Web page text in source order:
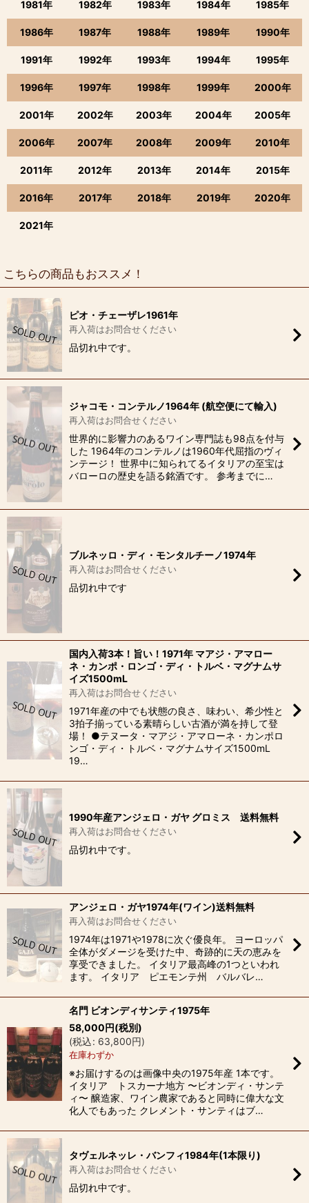
1981年 1982年 1983年 1984年 1985年
1986年 1987年 1988年 1989年 1990年
1991年 1992年 1993年 1994年 1995年
1996年 1997年 1998年 1999年 2000年
2001年 2002年 2003年 2004年 2005年
2006年 2007年 2008年 2009年 2010年
2011年 2012年 2013年 2014年 2015年
2016年 2017年 2018年 2019年 2020年
2021年
こちらの商品もおススメ！
ピオ・チェーザレ1961年
再入荷はお問合せください
品切れ中です。
ジャコモ・コンテルノ1964年 (航空便にて輸入)
再入荷はお問合せください
世界的に影響力のあるワイン専門誌も98点を付与
した 1964年のコンテルノは1960年代屈指のヴィ
ンテージ！ 世界中に知られてるイタリアの至宝は
バローロの歴史を語る銘酒です。 参考までに…
ブルネッロ・ディ・モンタルチーノ1974年
再入荷はお問合せください
品切れ中です
国内入荷3本！旨い！1971年 マアジ・アマロー
ネ・カンポ・ロンゴ・ディ・トルベ・マグナムサ
イズ1500mL
再入荷はお問合せください
1971年産の中でも状態の良さ、味わい、希少性と
3拍子揃っている素晴らしい古酒が満を持して登
場！ ●テヌータ・マアジ・アマローネ・カンポロ
ンゴ・ディ・トルベ・マグナムサイズ1500mL
19…
1990年産アンジェロ・ガヤ グロミス 送料無料
再入荷はお問合せください
品切れ中です。
アンジェロ・ガヤ1974年(ワイン)送料無料
再入荷はお問合せください
1974年は1971や1978に次ぐ優良年。 ヨーロッパ
全体がダメージを受けた中、奇跡的に天の恵みを
享受できました。 イタリア最高峰の1つといわれ
ます。 イタリア ピエモンテ州 バルバレ…
名門 ビオンディサンティ1975年
58,000円(税別)
(税込: 63,800円)
在庫わずか
※お届けするのは画像中央の1975年産 1本です。
イタリア トスカーナ地方 〜ビオンディ・サンテ
ィ〜 醸造家、ワイン農家であると同時に偉大な文
化人でもあった クレメント・サンティはブ…
タヴェルネッレ・バンフィ1984年(1本限り)
再入荷はお問合せください
品切れ中です。